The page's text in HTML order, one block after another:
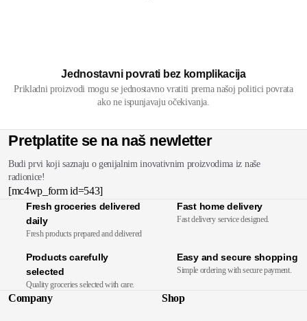
Jednostavni povrati bez komplikacija
Prikladni proizvodi mogu se jednostavno vratiti prema našoj politici povrata
ako ne ispunjavaju očekivanja.
Pretplatite se na naš newletter
Budi prvi koji saznaju o genijalnim inovativnim proizvodima iz naše
radionice!
[mc4wp_form id=543]
Fresh groceries delivered
daily
Fresh products prepared and delivered
Fast home delivery
Fast delivery service designed.
Products carefully
selected
Quality groceries selected with care.
Easy and secure shopping
Simple ordering with secure payment.
Company Shop